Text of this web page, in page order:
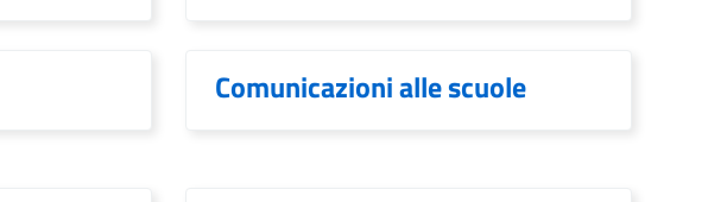
Comunicazioni alle scuole